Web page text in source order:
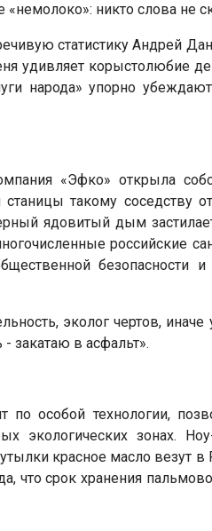
никто слова не
статистику Андрей
удивляет корыстолюбие
народа» упорно
«Эфко» открыла
такому соседству
ядовитый дым
российские
безопасности и
эколог чертов, иначе
закатаю в асфальт».
особой технологии,
экологических зонах.
красное масло везут
что срок хранения